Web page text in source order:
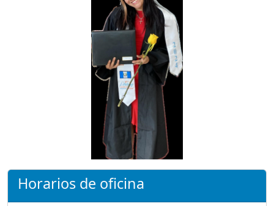
Horarios de oficina